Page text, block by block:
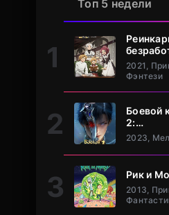
Топ 5 недели
2021,
Фэнтези
Боевой
2:
клан Та
2023,
Рик и
2013,